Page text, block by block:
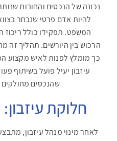
נכונה של הנכסים והחובות
להיות אדם פרטי שנבחר
המשפט. תפקידו כולל ריכוז
הרכוש בין היורשים. תהליך זה
כך מומלץ לפנות לאיש מקצוע
עיזבון יעיל פועל בשיתוף
שהנכסים מחולקים
חלוקת
לאחר מינוי מנהל עיזבון,